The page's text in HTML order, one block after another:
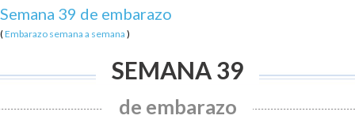
Semana 39 de embarazo
(Embarazo semana a semana )
SEMANA 39
de embarazo